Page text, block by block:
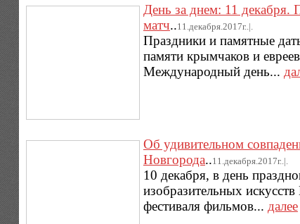
День за днем: 11
матч..11.декабря.2017г..|.
Праздники и памятные
памяти крымчаков и
Международный день...
Об удивительном
Новгорода..11.декабря.2017г..|.
10 декабря, в день
изобразительных
фестиваля фильмов... далее